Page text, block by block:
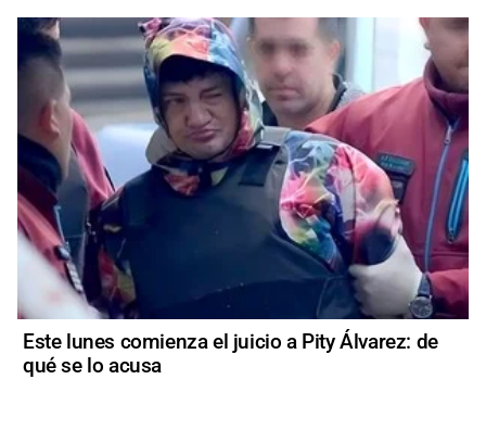
Este lunes comienza el juicio a Pity Álvarez: de
qué se lo acusa